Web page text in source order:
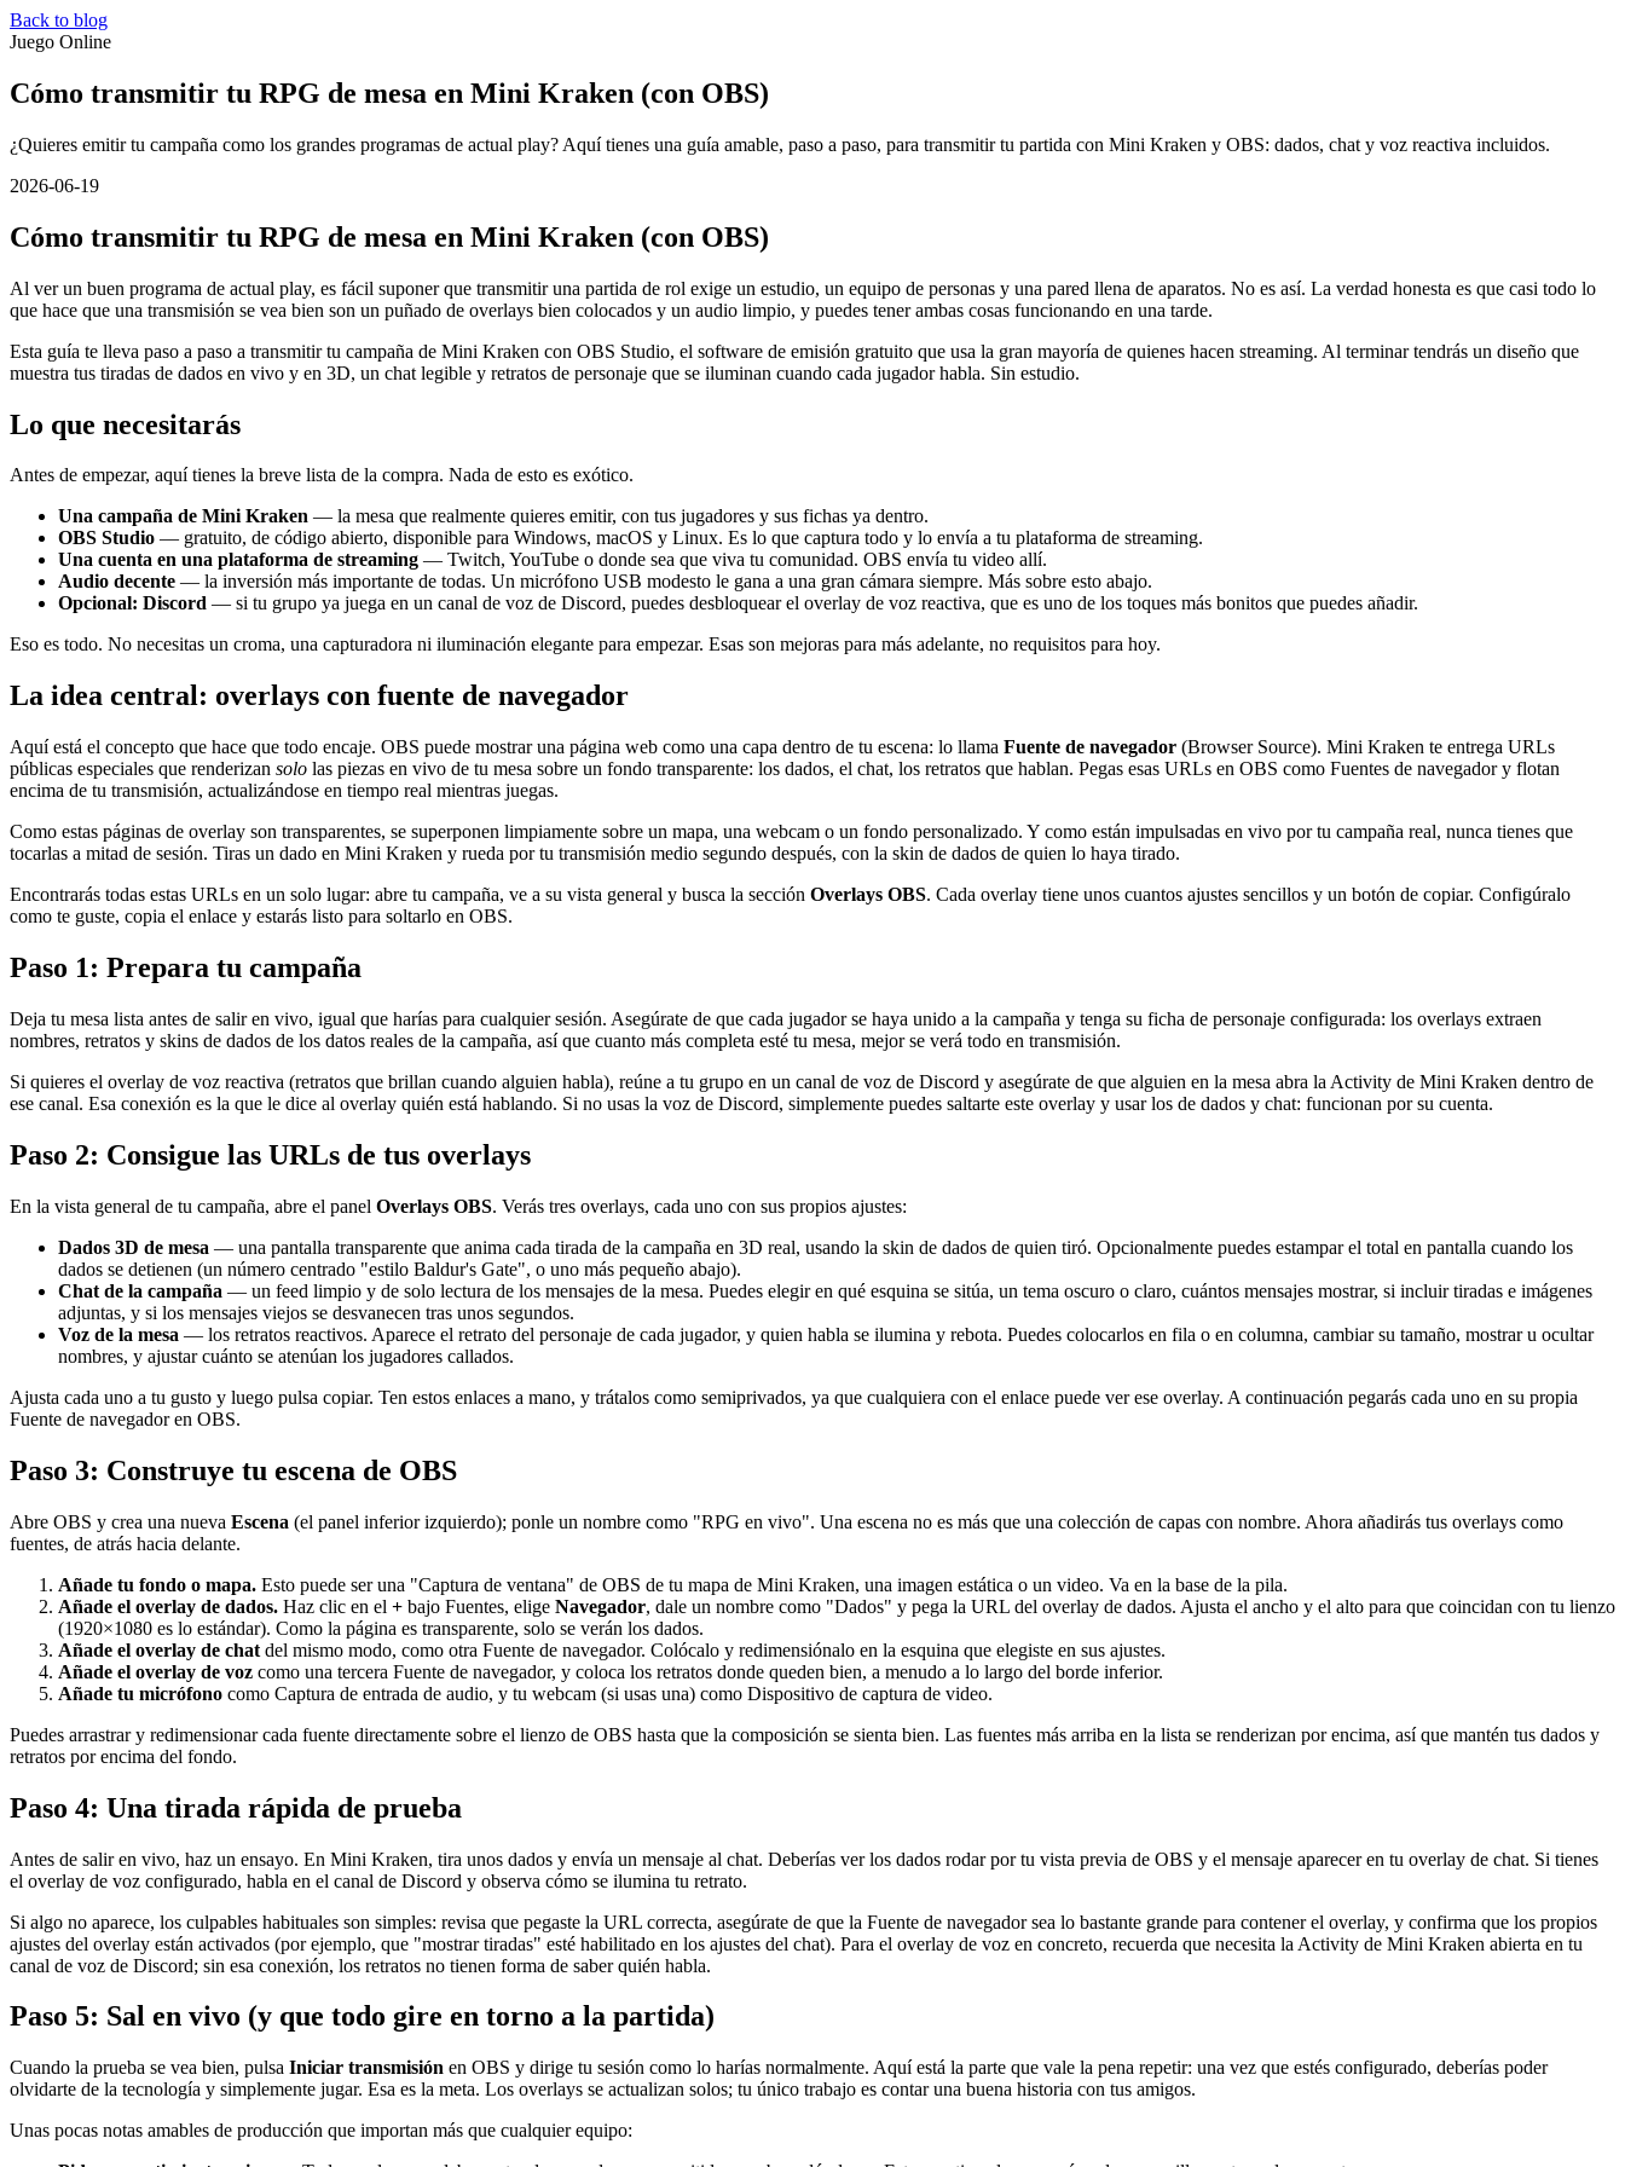
Back to blog
Juego Online
Cómo transmitir tu RPG de mesa en Mini Kraken (con OBS)
¿Quieres emitir tu campaña como los grandes programas de actual play? Aquí tienes una guía amable, paso a paso, para transmitir tu partida con Mini Kraken y OBS: dados, chat y voz reactiva incluidos.
2026-06-19
Cómo transmitir tu RPG de mesa en Mini Kraken (con OBS)
Al ver un buen programa de actual play, es fácil suponer que transmitir una partida de rol exige un estudio, un equipo de personas y una pared llena de aparatos. No es así. La verdad honesta es que casi todo lo
que hace que una transmisión se vea bien son un puñado de overlays bien colocados y un audio limpio, y puedes tener ambas cosas funcionando en una tarde.
Esta guía te lleva paso a paso a transmitir tu campaña de Mini Kraken con OBS Studio, el software de emisión gratuito que usa la gran mayoría de quienes hacen streaming. Al terminar tendrás un diseño que
muestra tus tiradas de dados en vivo y en 3D, un chat legible y retratos de personaje que se iluminan cuando cada jugador habla. Sin estudio.
Lo que necesitarás
Antes de empezar, aquí tienes la breve lista de la compra. Nada de esto es exótico.
Una campaña de Mini Kraken — la mesa que realmente quieres emitir, con tus jugadores y sus fichas ya dentro.
OBS Studio — gratuito, de código abierto, disponible para Windows, macOS y Linux. Es lo que captura todo y lo envía a tu plataforma de streaming.
Una cuenta en una plataforma de streaming — Twitch, YouTube o donde sea que viva tu comunidad. OBS envía tu video allí.
Audio decente — la inversión más importante de todas. Un micrófono USB modesto le gana a una gran cámara siempre. Más sobre esto abajo.
Opcional: Discord — si tu grupo ya juega en un canal de voz de Discord, puedes desbloquear el overlay de voz reactiva, que es uno de los toques más bonitos que puedes añadir.
Eso es todo. No necesitas un croma, una capturadora ni iluminación elegante para empezar. Esas son mejoras para más adelante, no requisitos para hoy.
La idea central: overlays con fuente de navegador
Aquí está el concepto que hace que todo encaje. OBS puede mostrar una página web como una capa dentro de tu escena: lo llama Fuente de navegador (Browser Source). Mini Kraken te entrega URLs
públicas especiales que renderizan solo las piezas en vivo de tu mesa sobre un fondo transparente: los dados, el chat, los retratos que hablan. Pegas esas URLs en OBS como Fuentes de navegador y flotan
encima de tu transmisión, actualizándose en tiempo real mientras juegas.
Como estas páginas de overlay son transparentes, se superponen limpiamente sobre un mapa, una webcam o un fondo personalizado. Y como están impulsadas en vivo por tu campaña real, nunca tienes que
tocarlas a mitad de sesión. Tiras un dado en Mini Kraken y rueda por tu transmisión medio segundo después, con la skin de dados de quien lo haya tirado.
Encontrarás todas estas URLs en un solo lugar: abre tu campaña, ve a su vista general y busca la sección Overlays OBS. Cada overlay tiene unos cuantos ajustes sencillos y un botón de copiar. Configúralo
como te guste, copia el enlace y estarás listo para soltarlo en OBS.
Paso 1: Prepara tu campaña
Deja tu mesa lista antes de salir en vivo, igual que harías para cualquier sesión. Asegúrate de que cada jugador se haya unido a la campaña y tenga su ficha de personaje configurada: los overlays extraen
nombres, retratos y skins de dados de los datos reales de la campaña, así que cuanto más completa esté tu mesa, mejor se verá todo en transmisión.
Si quieres el overlay de voz reactiva (retratos que brillan cuando alguien habla), reúne a tu grupo en un canal de voz de Discord y asegúrate de que alguien en la mesa abra la Activity de Mini Kraken dentro de
ese canal. Esa conexión es la que le dice al overlay quién está hablando. Si no usas la voz de Discord, simplemente puedes saltarte este overlay y usar los de dados y chat: funcionan por su cuenta.
Paso 2: Consigue las URLs de tus overlays
En la vista general de tu campaña, abre el panel Overlays OBS. Verás tres overlays, cada uno con sus propios ajustes:
Dados 3D de mesa — una pantalla transparente que anima cada tirada de la campaña en 3D real, usando la skin de dados de quien tiró. Opcionalmente puedes estampar el total en pantalla cuando los
dados se detienen (un número centrado "estilo Baldur's Gate", o uno más pequeño abajo).
Chat de la campaña — un feed limpio y de solo lectura de los mensajes de la mesa. Puedes elegir en qué esquina se sitúa, un tema oscuro o claro, cuántos mensajes mostrar, si incluir tiradas e imágenes
adjuntas, y si los mensajes viejos se desvanecen tras unos segundos.
Voz de la mesa — los retratos reactivos. Aparece el retrato del personaje de cada jugador, y quien habla se ilumina y rebota. Puedes colocarlos en fila o en columna, cambiar su tamaño, mostrar u ocultar
nombres, y ajustar cuánto se atenúan los jugadores callados.
Ajusta cada uno a tu gusto y luego pulsa copiar. Ten estos enlaces a mano, y trátalos como semiprivados, ya que cualquiera con el enlace puede ver ese overlay. A continuación pegarás cada uno en su propia
Fuente de navegador en OBS.
Paso 3: Construye tu escena de OBS
Abre OBS y crea una nueva Escena (el panel inferior izquierdo); ponle un nombre como "RPG en vivo". Una escena no es más que una colección de capas con nombre. Ahora añadirás tus overlays como
fuentes, de atrás hacia delante.
Añade tu fondo o mapa. Esto puede ser una "Captura de ventana" de OBS de tu mapa de Mini Kraken, una imagen estática o un video. Va en la base de la pila.
Añade el overlay de dados. Haz clic en el + bajo Fuentes, elige Navegador, dale un nombre como "Dados" y pega la URL del overlay de dados. Ajusta el ancho y el alto para que coincidan con tu lienzo
(1920×1080 es lo estándar). Como la página es transparente, solo se verán los dados.
Añade el overlay de chat del mismo modo, como otra Fuente de navegador. Colócalo y redimensiónalo en la esquina que elegiste en sus ajustes.
Añade el overlay de voz como una tercera Fuente de navegador, y coloca los retratos donde queden bien, a menudo a lo largo del borde inferior.
Añade tu micrófono como Captura de entrada de audio, y tu webcam (si usas una) como Dispositivo de captura de video.
Puedes arrastrar y redimensionar cada fuente directamente sobre el lienzo de OBS hasta que la composición se sienta bien. Las fuentes más arriba en la lista se renderizan por encima, así que mantén tus dados y
retratos por encima del fondo.
Paso 4: Una tirada rápida de prueba
Antes de salir en vivo, haz un ensayo. En Mini Kraken, tira unos dados y envía un mensaje al chat. Deberías ver los dados rodar por tu vista previa de OBS y el mensaje aparecer en tu overlay de chat. Si tienes
el overlay de voz configurado, habla en el canal de Discord y observa cómo se ilumina tu retrato.
Si algo no aparece, los culpables habituales son simples: revisa que pegaste la URL correcta, asegúrate de que la Fuente de navegador sea lo bastante grande para contener el overlay, y confirma que los propios
ajustes del overlay están activados (por ejemplo, que "mostrar tiradas" esté habilitado en los ajustes del chat). Para el overlay de voz en concreto, recuerda que necesita la Activity de Mini Kraken abierta en tu
canal de voz de Discord; sin esa conexión, los retratos no tienen forma de saber quién habla.
Paso 5: Sal en vivo (y que todo gire en torno a la partida)
Cuando la prueba se vea bien, pulsa Iniciar transmisión en OBS y dirige tu sesión como lo harías normalmente. Aquí está la parte que vale la pena repetir: una vez que estés configurado, deberías poder
olvidarte de la tecnología y simplemente jugar. Esa es la meta. Los overlays se actualizan solos; tu único trabajo es contar una buena historia con tus amigos.
Unas pocas notas amables de producción que importan más que cualquier equipo: